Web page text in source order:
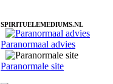
SPIRITUELEMEDIUMS.NL
Paranormaal advies
Paranormale site